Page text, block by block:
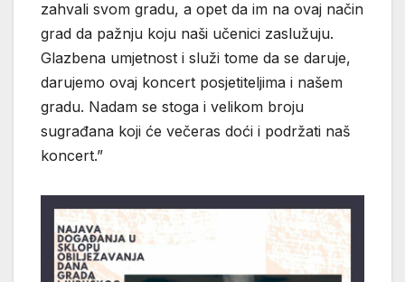
zahvali svom gradu, a opet da im na ovaj način
grad da pažnju koju naši učenici zaslužuju.
Glazbena umjetnost i služi tome da se daruje,
darujemo ovaj koncert posjetiteljima i našem
gradu. Nadam se stoga i velikom broju
sugrađana koji će večeras doći i podržati naš
koncert.”